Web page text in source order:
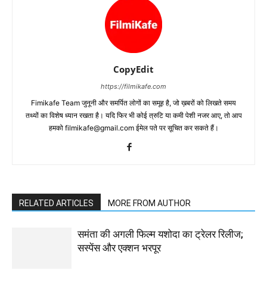
CopyEdit
https://filmikafe.com
Fimikafe Team जुनूनी और समर्पित लोगों का समूह है, जो ख़बरों को लिखते समय
तथ्‍यों का विशेष ध्‍यान रखता है। यदि फिर भी कोई त्रुटि या कमी पेशी नजर आए, तो आप
हमको filmikafe@gmail.com ईमेल पते पर सूचित कर सकते हैं।
RELATED ARTICLES MORE FROM AUTHOR
समंता की अगली फिल्म यशोदा का ट्रेलर रिलीज;
सस्पेंस और एक्शन भरपूर